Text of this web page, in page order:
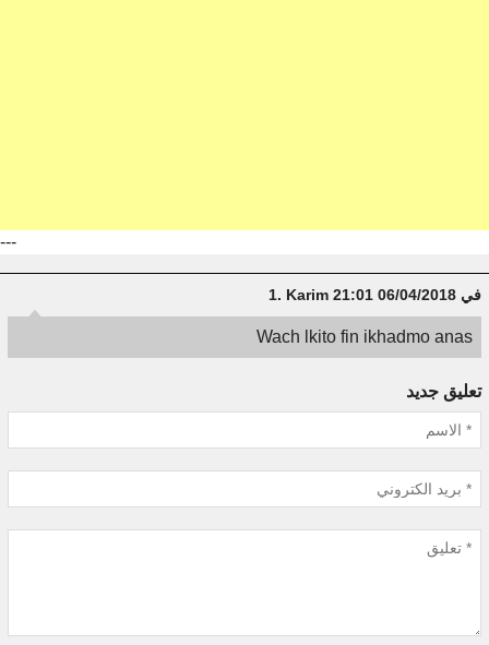
---
1. Karim في 06/04/2018 21:01
Wach lkito fin ikhadmo anas
تعليق جديد